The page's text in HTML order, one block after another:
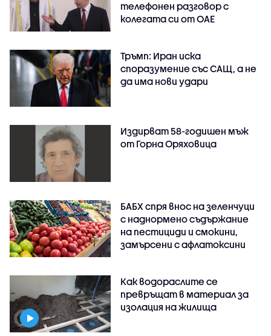
телефонен разговор с
колегата си от ОАЕ
Тръмп: Иран иска
споразумение със САЩ, а не
да има нови удари
Издирват 58-годишен мъж
от Горна Оряховица
БАБХ спря внос на зеленчуци
с наднормено съдържание
на пестициди и смокини,
замърсени с афлатоксини
Как водораслите се
превръщат в материал за
изолация на жилища